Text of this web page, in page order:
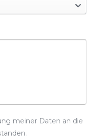
meiner Daten an die